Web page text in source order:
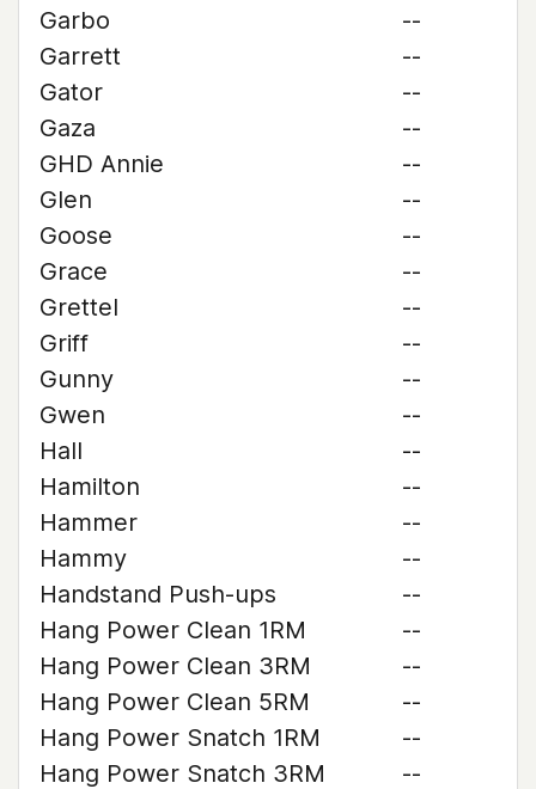
Garbo
--
Garrett
--
Gator
--
Gaza
--
GHD Annie
--
Glen
--
Goose
--
Grace
--
Grettel
--
Griff
--
Gunny
--
Gwen
--
Hall
--
Hamilton
--
Hammer
--
Hammy
--
Handstand Push-ups
--
Hang Power Clean 1RM
--
Hang Power Clean 3RM
--
Hang Power Clean 5RM
--
Hang Power Snatch 1RM
--
Hang Power Snatch 3RM
--